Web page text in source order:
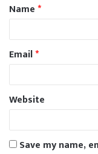
Name*
Email*
Website
Save my name,